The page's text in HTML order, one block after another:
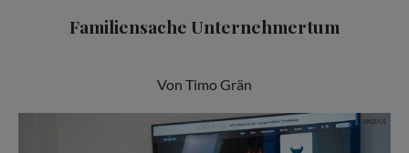
Familiensache Unternehmertum
Von Timo Grän